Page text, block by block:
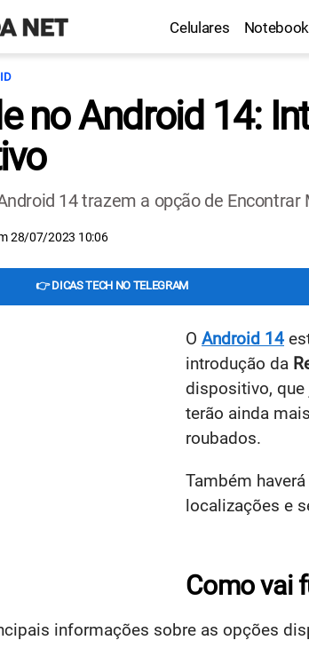
Celulares
no Android 14:
14 trazem a opção de
28/07/2023 10:06
👉 DICAS TECH NO TELEGRAM
O Android 14
introdução da
dispositivo, que
terão ainda
roubados.
Também
localizações e
Como vai
informações sobre as opções